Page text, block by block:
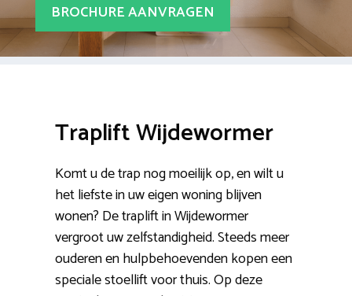
BROCHURE AANVRAGEN
Traplift Wijdewormer
Komt u de trap nog moeilijk op, en wilt u
het liefste in uw eigen woning blijven
wonen? De traplift in Wijdewormer
vergroot uw zelfstandigheid. Steeds meer
ouderen en hulpbehoevenden kopen een
speciale stoellift voor thuis. Op deze